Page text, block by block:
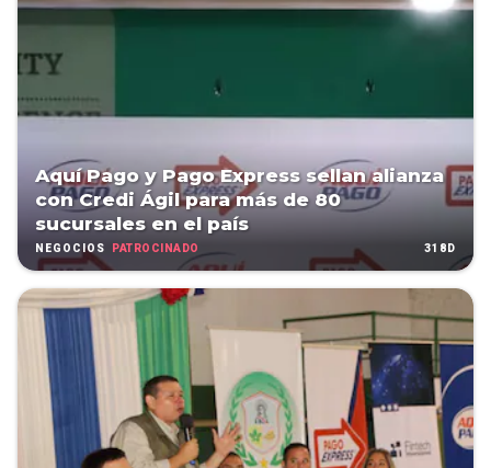
Aquí Pago y Pago Express sellan alianza
con Credi Ágil para más de 80
sucursales en el país
NEGOCIOS PATROCINADO 318D